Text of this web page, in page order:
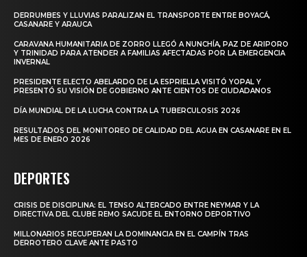
DERRUMBES Y LLUVIAS PARALIZAN EL TRANSPORTE ENTRE BOYACÁ,
CASANARE Y ARAUCA
CARAVANA HUMANITARIA DE ZORRO LLEGÓ A NUNCHÍA, PAZ DE ARIPORO
Y TRINIDAD PARA ATENDER A FAMILIAS AFECTADAS POR LA EMERGENCIA
INVERNAL
PRESIDENTE ELECTO ABELARDO DE LA ESPRIELLA VISITÓ YOPAL Y
PRESENTÓ SU VISIÓN DE GOBIERNO ANTE CIENTOS DE CIUDADANOS
DÍA MUNDIAL DE LA LUCHA CONTRA LA TUBERCULOSIS 2026
RESULTADOS DEL MONITOREO DE CALIDAD DEL AGUA EN CASANARE EN EL
MES DE ENERO 2026
DEPORTES
CRISIS DE DISCIPLINA: EL TENSO ALTERCADO ENTRE NEYMAR Y LA
DIRECTIVA DEL CLUBE REMO SACUDE EL ENTORNO DEPORTIVO
MILLONARIOS RECUPERAN LA DOMINANCIA EN EL CAMPÍN TRAS
DERROTERO CLAVE ANTE PASTO